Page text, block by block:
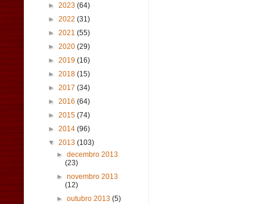
► 2023 (64)
► 2022 (31)
► 2021 (55)
► 2020 (29)
► 2019 (16)
► 2018 (15)
► 2017 (34)
► 2016 (64)
► 2015 (74)
► 2014 (96)
▼ 2013 (103)
►decembro 2013
(23)
►novembro 2013
(12)
►outubro 2013(5)